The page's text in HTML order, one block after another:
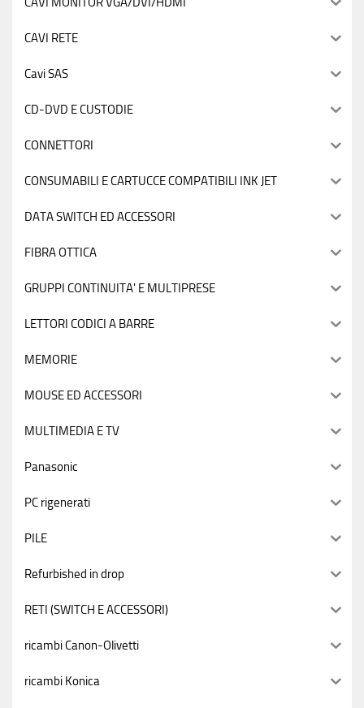
CAVI RETE
Cavi SAS
CD-DVD E CUSTODIE
CONNETTORI
CONSUMABILI E CARTUCCE COMPATIBILI INK JET
DATA SWITCH ED ACCESSORI
FIBRA OTTICA
GRUPPI CONTINUITA' E MULTIPRESE
LETTORI CODICI A BARRE
MEMORIE
MOUSE ED ACCESSORI
MULTIMEDIA E TV
Panasonic
PC rigenerati
PILE
Refurbished in drop
RETI (SWITCH E ACCESSORI)
ricambi Canon-Olivetti
ricambi Konica